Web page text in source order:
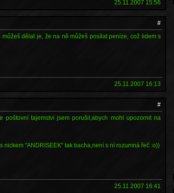
25.11.2007 15:56
#
dělat je, že na ně můžeš posílat peníze, což lidem s
25.11.2007 16:13
#
tajemství jsem porušil,abych mohl upozornit na
"ANDRISEEK" tak bacha,není s ní rozumná řeč :o))
25.11.2007 16:41